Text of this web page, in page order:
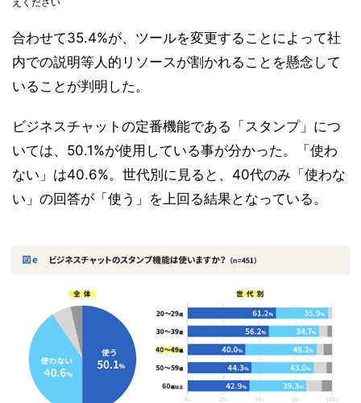
合わせて35.4%が、ツールを変更することによって社
内での説明等人的リソースが割かれることを懸念して
いることが判明した。
ビジネスチャットの定番機能である「スタンプ」につ
いては、50.1%が使用している事が分かった。「使わ
ない」は40.6%。世代別に見ると、40代のみ「使わな
い」の回答が「使う」を上回る結果となっている。